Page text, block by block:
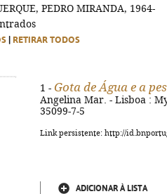
Arte, desporto...
Arte, desporto...
PEDRO MIRANDA, 1964-
RETIRAR TODOS
1 - Gota de Água e a
Angelina Mar. - Lisboa :
35099-7-5
Link persistente: http://
ADICIONAR À LISTA